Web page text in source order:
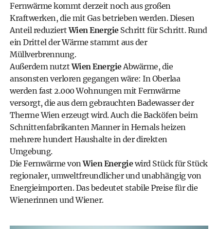
Fernwärme kommt derzeit noch aus großen
Kraftwerken, die mit Gas betrieben werden. Diesen
Anteil reduziertWien Energie Schritt für Schritt. Rund
ein Drittel der Wärme stammt aus der
Müllverbrennung.
Außerdem nutztWien EnergieAbwärme, die
ansonsten verloren gegangen wäre: In Oberlaa
werden fast 2.000 Wohnungen mit Fernwärme
versorgt, die aus dem gebrauchten Badewasser der
Therme Wien erzeugt wird. Auch die Back­öfen beim
Schnittenfabrikanten Manner in Hernals heizen
mehrere hundert Haushalte in der direkten
Umgebung.
Die Fernwärme vonWien Energiewird Stück für Stück
regionaler, umweltfreundlicher und unabhängig von
Energieimporten. Das bedeutet stabile Preise für die
Wienerinnen und Wiener.